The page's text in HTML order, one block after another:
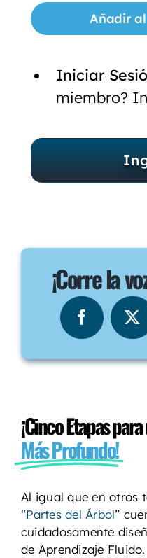
Añadir
Iniciar
miembro?
¡Corre la
¡Cinco Etapas
Más Profundo!
Al igual que en otros
“Partes del Árbol”
cuidadosamente
de Aprendizaje Fluido.